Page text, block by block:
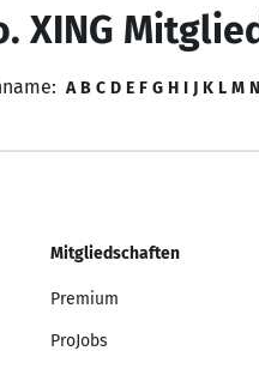
XING
A B C D E F G H I J K L M N
Mitgliedschaften
Premium
ProJobs